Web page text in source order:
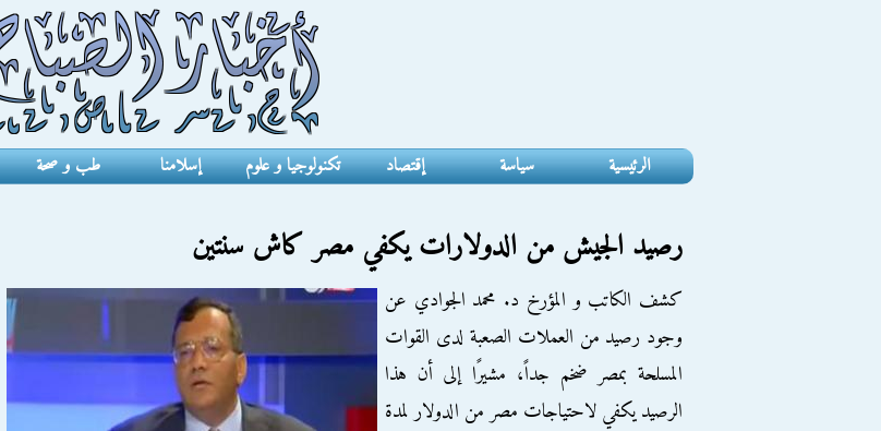
الرئيسية سياسة إقتصاد تكنولوجيا و علوم إسلامنا طب و صحة
رصيد الجيش من الدولارات يكفي مصر كاش سنتين
كشف الكاتب و المؤرخ د. محمد الجوادي عن
وجود رصيد من العملات الصعبة لدى القوات
المسلحة بمصر ضخم جداً، مشيرًا إلى أن هذا
الرصيد يكفي لاحتياجات مصر من الدولار لمدة